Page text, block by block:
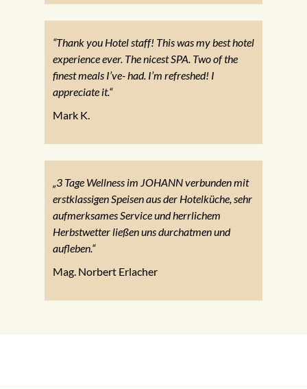
“Thank you Hotel staff! This was my best hotel
experience ever. The nicest SPA. Two of the
finest meals I’ve- had. I’m refreshed! I
appreciate it.“
Mark K.
„3 Tage Wellness im JOHANN verbunden mit
erstklassigen Speisen aus der Hotelküche, sehr
aufmerksames Service und herrlichem
Herbstwetter ließen uns durchatmen und
aufleben.“
Mag. Norbert Erlacher